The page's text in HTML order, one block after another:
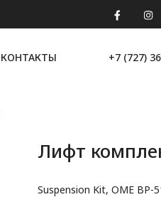
КОНТАКТЫ +7 (727)
Лифт
Suspension Kit, OME BP-